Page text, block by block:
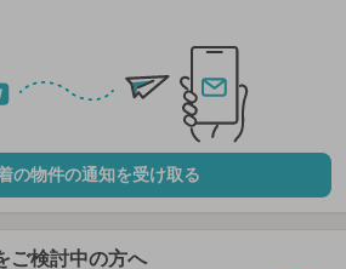
の物件の通知を受け取る
ご検討中の方へ